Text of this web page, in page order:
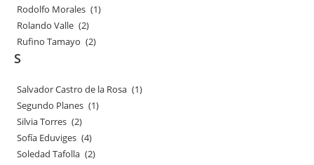
Rodolfo Morales (1)
Rolando Valle (2)
Rufino Tamayo (2)
S
Salvador Castro de la Rosa (1)
Segundo Planes (1)
Silvia Torres (2)
Sofía Eduviges (4)
Soledad Tafolla (2)